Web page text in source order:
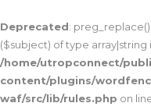
Deprecated:
($subject) of type
/home/utropconnect/
content/plugins/
waf/src/lib/rules.php on